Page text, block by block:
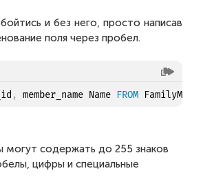
и без него, просто написав
поля через пробел.
, member_name Name FROM
содержать до 255 знаков
цифры и специальные